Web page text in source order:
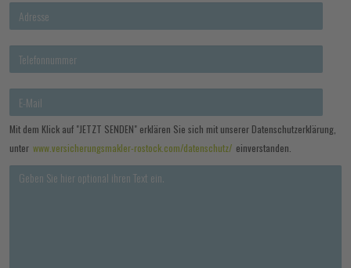
Mit dem Klick auf "JETZT SENDEN" erklären Sie sich mit unserer Datenschutzerklärung,
unter www.versicherungsmakler-rostock.com/datenschutz/ einverstanden.